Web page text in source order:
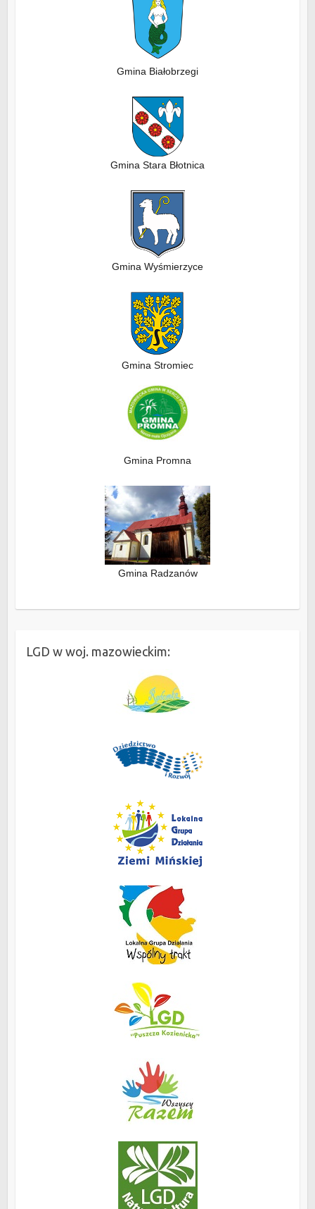
Gmina Białobrzegi
Gmina Stara Błotnica
Gmina Wyśmierzyce
Gmina Stromiec
Gmina Promna
Gmina Radzanów
LGD w woj. mazowieckim: